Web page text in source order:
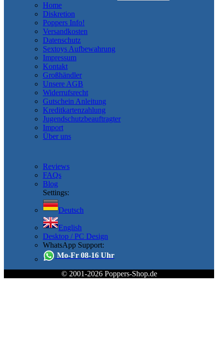
Home
Diskretion
Poppers Info!
Versandkosten
Datenschutz
Sextoys Aufbewahrung
Impressum
Kontakt
Großhändler
Unsere AGB
Widerrufsrecht
Gutschein Anleitung
Kreditkartenzahlung
Jugendschutzbeauftragter
Import
Über uns
Reviews
FAQs
Blog
Settings:
Deutsch
English
Desktop / PC Design
WhatsApp Support:
Mo-Fr 08-16 Uhr
© 2001-2026 Poppers-Shop.de